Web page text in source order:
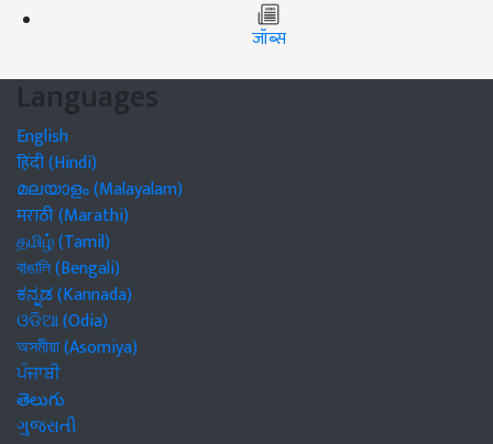
जॉब्स
Languages
English
हिंदी (Hindi)
മലയാളം (Malayalam)
मराठी (Marathi)
தமிழ் (Tamil)
বাঙালি (Bengali)
ಕನ್ನಡ (Kannada)
ଓଡିଆ (Odia)
অসমীয়া (Asomiya)
ਪੰਜਾਬੀ
తెలుగు
ગુજરાતી